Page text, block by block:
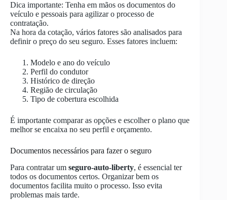
Dica importante: Tenha em mãos os documentos do
veículo e pessoais para agilizar o processo de
contratação.
Na hora da cotação, vários fatores são analisados para
definir o preço do seu seguro. Esses fatores incluem:
Modelo e ano do veículo
Perfil do condutor
Histórico de direção
Região de circulação
Tipo de cobertura escolhida
É importante comparar as opções e escolher o plano que
melhor se encaixa no seu perfil e orçamento.
Documentos necessários para fazer o seguro
Para contratar um seguro-auto-liberty, é essencial ter
todos os documentos certos. Organizar bem os
documentos facilita muito o processo. Isso evita
problemas mais tarde.